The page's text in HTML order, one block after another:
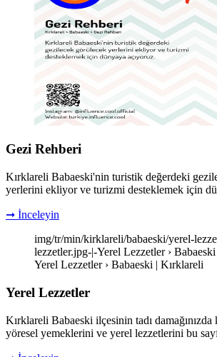
Gezi Rehberi
Kırklareli Babaeski'nin turistik değerdeki
yerlerini ekliyor ve turizmi desteklemek için
➞ İnceleyin
img/tr/min/kirklareli/babaeski/yerel-
lezzetler.jpg-|-Yerel Lezzetler ›
Yerel Lezzetler › Babaeski | Kırklareli
Yerel Lezzetler
Kırklareli Babaeski ilçesinin tadı
yöresel yemeklerini ve yerel lezzetlerini bu